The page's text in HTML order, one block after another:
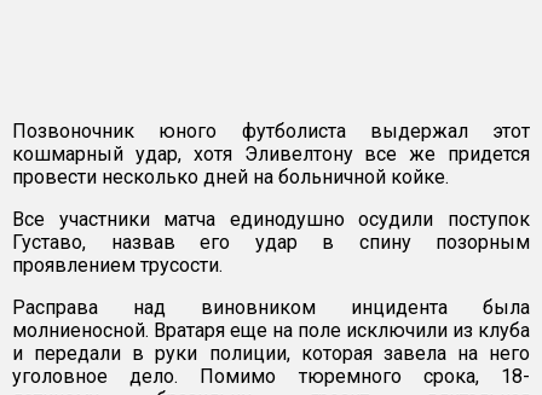
Позвоночник юного футболиста выдержал этот
кошмарный удар, хотя Эливелтону все же придется
провести несколько дней на больничной койке.
Все участники матча единодушно осудили поступок
Густаво, назвав его удар в спину позорным
проявлением трусости.
Расправа над виновником инцидента была
молниеносной. Вратаря еще на поле исключили из клуба
и передали в руки полиции, которая завела на него
уголовное дело. Помимо тюремного срока, 18-